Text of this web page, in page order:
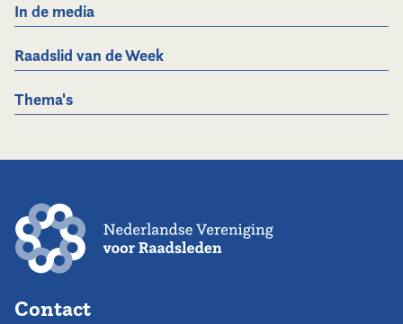
In de media
Raadslid van de Week
Thema's
Contact